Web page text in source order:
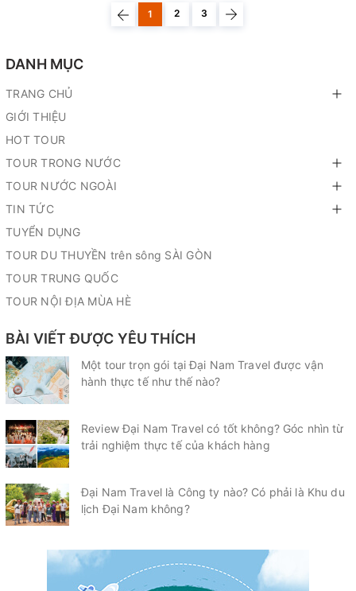
1 2 3
DANH MỤC
TRANG CHỦ
GIỚI THIỆU
HOT TOUR
TOUR TRONG NƯỚC
TOUR NƯỚC NGOÀI
TIN TỨC
TUYỂN DỤNG
TOUR DU THUYỀN trên sông SÀI GÒN
TOUR TRUNG QUỐC
TOUR NỘI ĐỊA MÙA HÈ
BÀI VIẾT ĐƯỢC YÊU THÍCH
Một tour trọn gói tại Đại Nam Travel được vận
hành thực tế như thế nào?
Review Đại Nam Travel có tốt không? Góc nhìn từ
trải nghiệm thực tế của khách hàng
Đại Nam Travel là Công ty nào? Có phải là Khu du
lịch Đại Nam không?